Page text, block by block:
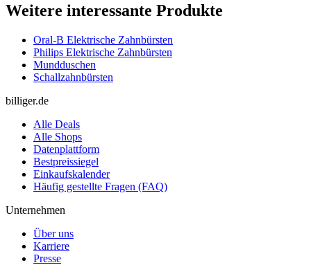
Weitere interessante Produkte
Oral-B Elektrische Zahnbürsten
Philips Elektrische Zahnbürsten
Mundduschen
Schallzahnbürsten
billiger.de
Alle Deals
Alle Shops
Datenplattform
Bestpreissiegel
Einkaufskalender
Häufig gestellte Fragen (FAQ)
Unternehmen
Über uns
Karriere
Presse